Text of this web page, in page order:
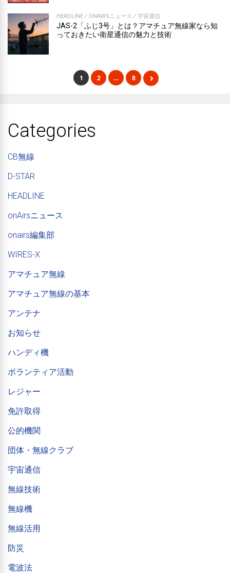
HEADLINE / ONAIRSニュース / 宇宙通信
JAS-2「ふじ3号」とは？アマチュア無線家なら知
っておきたい衛星通信の魅力と技術
1 2 … 8
Categories
CB無線
D-STAR
HEADLINE
onAirsニュース
onairs編集部
WIRES-X
アマチュア無線
アマチュア無線の基本
アンテナ
お知らせ
ハンディ機
ボランティア活動
レジャー
免許取得
公的機関
団体・無線クラブ
宇宙通信
無線技術
無線機
無線活用
防災
電波法